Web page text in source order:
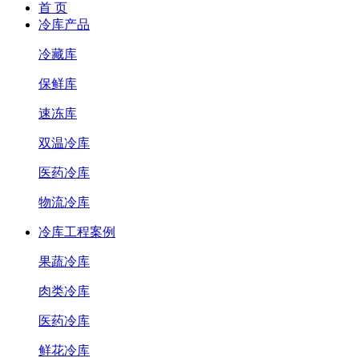
首 页
冷库产品
冷藏库
保鲜库
速冻库
双温冷库
医药冷库
物流冷库
冷库工程案例
果蔬冷库
肉类冷库
医药冷库
鲜花冷库